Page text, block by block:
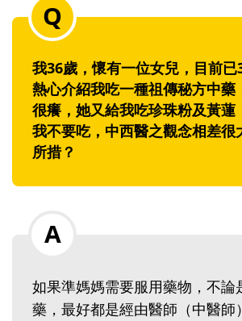
我36歲，懷有一位女兒，目前
熱心介紹我吃一種祖傳秘方中藥
很癢，她又給我吃珍珠粉及黃蓮
我不要吃，中西醫之觀念相差很
所措？
如果準媽媽需要服用藥物，不論
藥，最好都是經由醫師（中醫師